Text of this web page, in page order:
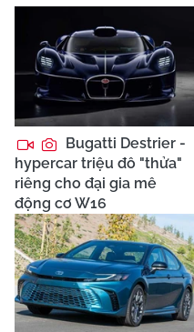
Bugatti Destrier -
hypercar triệu đô "thửa"
riêng cho đại gia mê
động cơ W16